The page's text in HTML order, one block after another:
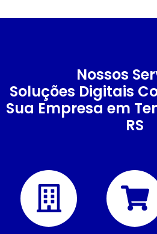
Nossos
Soluções Digitais
Sua Empresa em
RS